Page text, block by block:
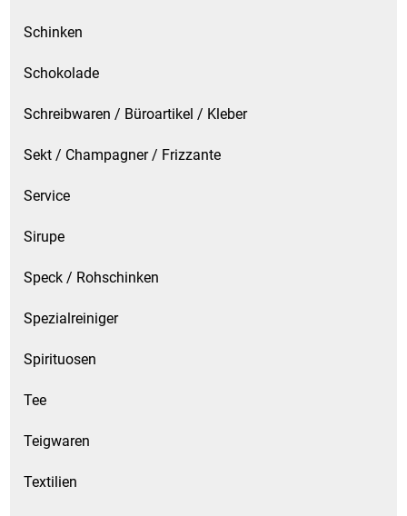
Schinken
Schokolade
Schreibwaren / Büroartikel / Kleber
Sekt / Champagner / Frizzante
Service
Sirupe
Speck / Rohschinken
Spezialreiniger
Spirituosen
Tee
Teigwaren
Textilien